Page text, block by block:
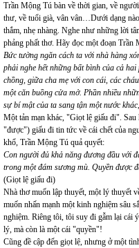
Trần Mộng Tú bàn về thời gian, về
thư, về tuổi già, vân vân…Dưới dạng
thắm, nhẹ nhàng. Nghe như những lời
phảng phất thơ. Hãy đọc một đoạn
Bức tường ngăn cách ta với nhà hàng
phải nghe hết những bất bình của cả
chồng, giữa cha mẹ với con cái, các
một căn buồng cửa mở. Phần nhiều
sự bí mật của ta sang tận một nước
Một tản mạn khác, "Giọt lệ giấu đi".
"được") giấu đi tin tức về cái chết của
khổ, Trần Mộng Tú quả quyết:
Con người đủ khả năng đương đầu với
trong một đám sương mù. Quyền được
(Giọt lệ giấu đi)
Nhà thơ muốn lập thuyết, một lý thuyết
muốn nhấn mạnh một kinh nghiệm sâu
nghiệm. Riêng tôi, tôi suy đi gẫm lại cái
lý, mà còn là một cái "quyền"!
Cũng đề cập đến giọt lệ, nhưng ở một